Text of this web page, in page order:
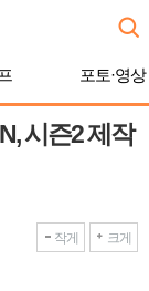
포토·영상
시즌2 제작
작게 크게